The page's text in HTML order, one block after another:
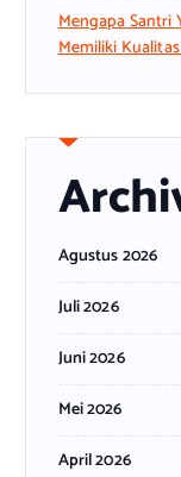
Mengapa Santri
Memiliki
Agustus 2026
Juli 2026
Juni 2026
Mei 2026
April 2026